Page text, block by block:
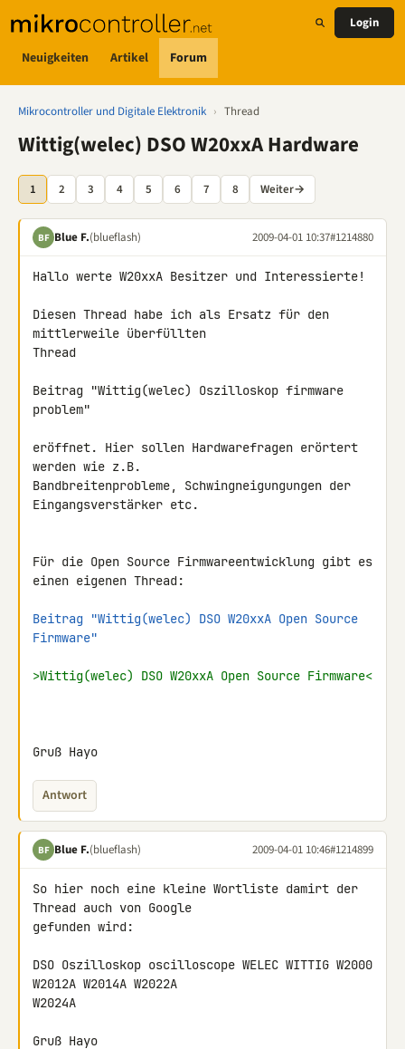
Neuigkeiten Artikel Forum
Login
Mikrocontroller und Digitale Elektronik › Thread
Wittig(welec) DSO W20xxA Hardware
1 2 3 4 5 6 7 8 Weiter→
BF Blue F.(blueflash) 2009-04-01 10:37#1214880
Hallo werte W20xxA Besitzer und Interessierte!
Diesen Thread habe ich als Ersatz für den
mittlerweile überfüllten
Thread
Beitrag "Wittig(welec) Oszilloskop firmware
problem"
eröffnet. Hier sollen Hardwarefragen erörtert
werden wie z.B.
Bandbreitenprobleme, Schwingneigungungen der
Eingangsverstärker etc.
Für die Open Source Firmwareentwicklung gibt es
einen eigenen Thread:
Beitrag "Wittig(welec) DSO W20xxA Open Source
Firmware"
>Wittig(welec) DSO W20xxA Open Source Firmware<
Gruß Hayo
Antwort
BF Blue F.(blueflash) 2009-04-01 10:46#1214899
So hier noch eine kleine Wortliste damirt der
Thread auch von Google
gefunden wird:
DSO Oszilloskop oscilloscope WELEC WITTIG W2000
W2012A W2014A W2022A
W2024A
Gruß Hayo